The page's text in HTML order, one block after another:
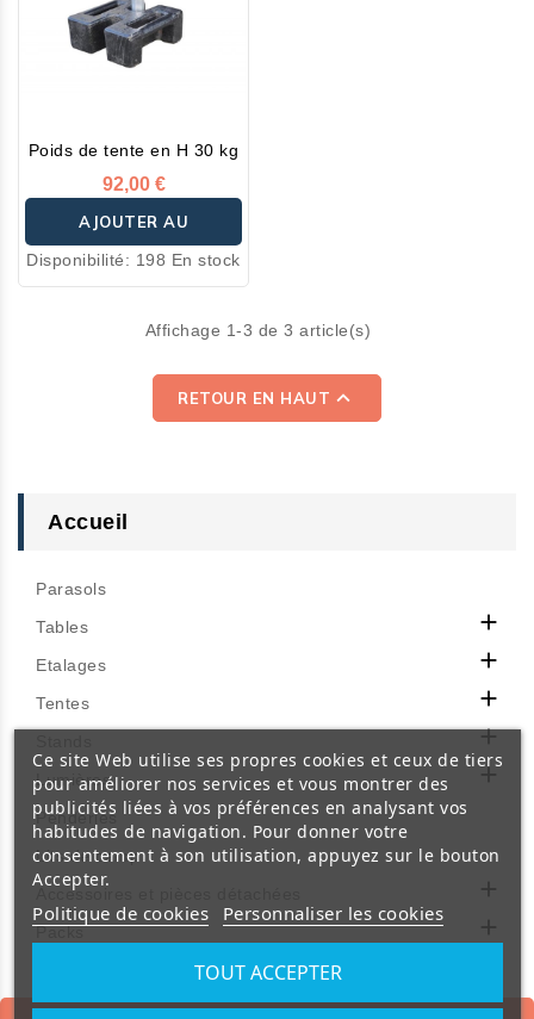
Poids de tente en H 30 kg
92,00 €
AJOUTER AU
PANIER
Disponibilité: 198 En stock
Affichage 1-3 de 3 article(s)
RETOUR EN HAUT 
Accueil
Parasols
Tables

Etalages 
Tentes 

Lumières 
Penderies
Lits de camp
Accessoires et pièces détachées

Packs 
Ce site Web utilise ses propres cookies et ceux de tiers
pour améliorer nos services et vous montrer des
publicités liées à vos préférences en analysant vos
habitudes de navigation. Pour donner votre
consentement à son utilisation, appuyez sur le bouton
Accepter.
Politique de cookies Personnaliser les cookies
TOUT ACCEPTER